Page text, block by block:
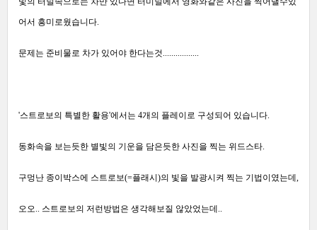
어서 흥미로웠습니다.
문제는 준비물로 차가 있어야 한다는것.................
'스트로보의 특별한 활용'에서는 4개의 플레이로 구성되어 있습니다.
동화속을 보는듯한 별빛의 기운을 담은듯한 사진을 찍는 위드스타.
구멍난 종이박스에 스트로보(=플래시)의 빛을 발광시켜 찍는 기법이였는데,
오오.. 스트로보의 저런방법은 생각해보질 않았었는데..